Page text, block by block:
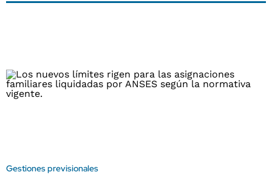
Gestiones previsionales